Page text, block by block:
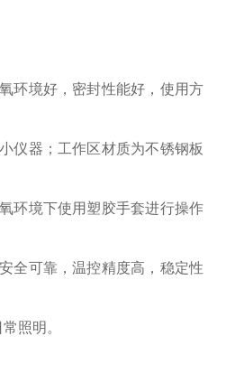
环境好，密封性能好，使用方
仪器；工作区材质为不锈钢板
环境下使用塑胶手套进行操作
全可靠，温控精度高，稳定性
照明。